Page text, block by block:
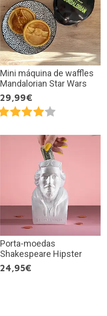
Mini máquina de waffles
Mandalorian Star Wars
29,99€
Porta-moedas
Shakespeare Hipster
24,95€